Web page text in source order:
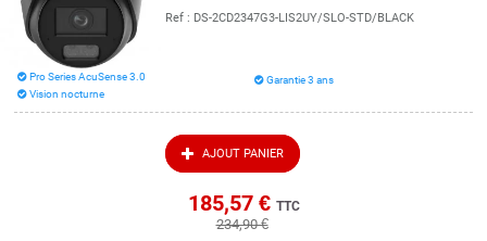
Ref : DS-2CD2347G3-LIS2UY/SLO-STD/BLACK
Pro Series AcuSense 3.0
Vision nocturne
Garantie 3 ans
AJOUT PANIER
185,57 € TTC
234,90 €